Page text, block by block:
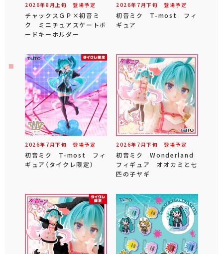
2026年8 月 上旬 登場予定
チャックスＧＰ×初音ミ
ク ミニチュアスケートボ
ードキーホルダー
2026年 7 月下旬 登場予定
初音ミク T-most フィ
ギュア
2026年 7 月下旬 登場予定
初音ミク T-most フィ
ギュア（タイクレ限定）
2026年 7 月下旬 登場予定
初音ミク Wonderland
フィギュア オオカミと七
匹の子ヤギ